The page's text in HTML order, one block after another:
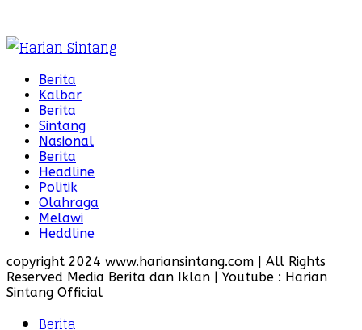
Berita
Kalbar
Berita
Sintang
Nasional
Berita
Headline
Politik
Olahraga
Melawi
Heddline
copyright 2024 www.hariansintang.com | All Rights
Reserved Media Berita dan Iklan | Youtube : Harian
Sintang Official
Berita